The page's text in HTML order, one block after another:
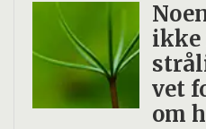
ikke
vet
om